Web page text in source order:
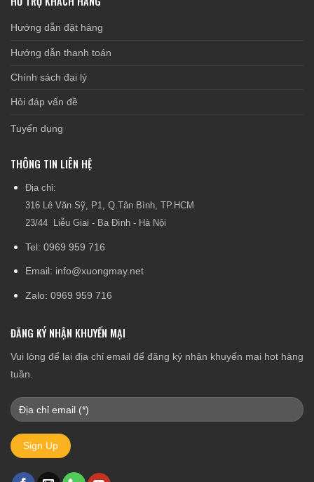
Hướng dẫn đặt hàng
Hướng dẫn thanh toán
Chính sách đại lý
Hỏi đáp vấn đề
Tuyển dụng
THÔNG TIN LIÊN HỆ
Địa chỉ:
316 Lê Văn Sỹ, P1, Q.Tân Bình, TP.HCM
23/44 Liễu Giai - Ba Đình - Hà Nội
Tel: 0969 959 716
Email: info@xuongmay.net
Zalo: 0969 959 716
ĐĂNG KÝ NHẬN KHUYẾN MẠI
Vui lòng để lại địa chỉ email để đăng ký nhận khuyến mại hot hàng
tuần.